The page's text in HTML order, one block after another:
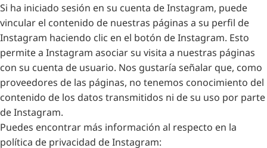
Si ha iniciado sesión en su cuenta de Instagram, puede
vincular el contenido de nuestras páginas a su perfil de
Instagram haciendo clic en el botón de Instagram. Esto
permite a Instagram asociar su visita a nuestras páginas
con su cuenta de usuario. Nos gustaría señalar que, como
proveedores de las páginas, no tenemos conocimiento del
contenido de los datos transmitidos ni de su uso por parte
de Instagram.
Puedes encontrar más información al respecto en la
política de privacidad de Instagram: